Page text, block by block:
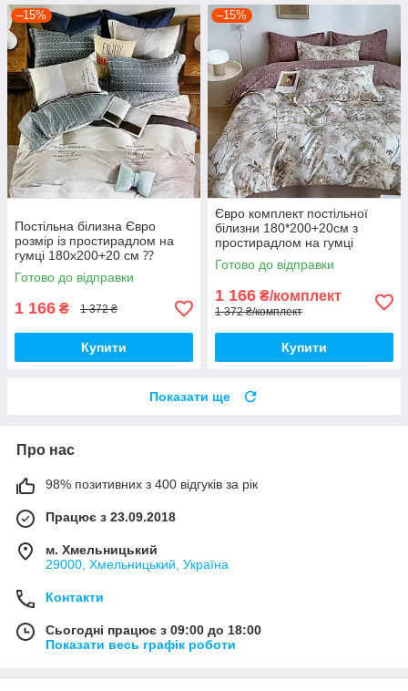
–15%
Постільна білизна Євро
розмір із простирадлом на
гумці 180х200+20 см ⁇
Комплект постільної білизни
Фланель
Готово до відправки
1 166 ₴ 1 372 ₴
Купити
–15%
Євро комплект постільної
білизни 180*200+20см з
простирадлом на гумці
Постільна білизна з фланелі
євро розмір
Готово до відправки
1 166 ₴/комплект
1 372 ₴/комплект
Купити
Показати ще
Про нас
98% позитивних з 400 відгуків за рік
Працює з 23.09.2018
м. Хмельницький
29000, Хмельницький, Україна
Контакти
Сьогодні працює з 09:00 до 18:00
Показати весь графік роботи